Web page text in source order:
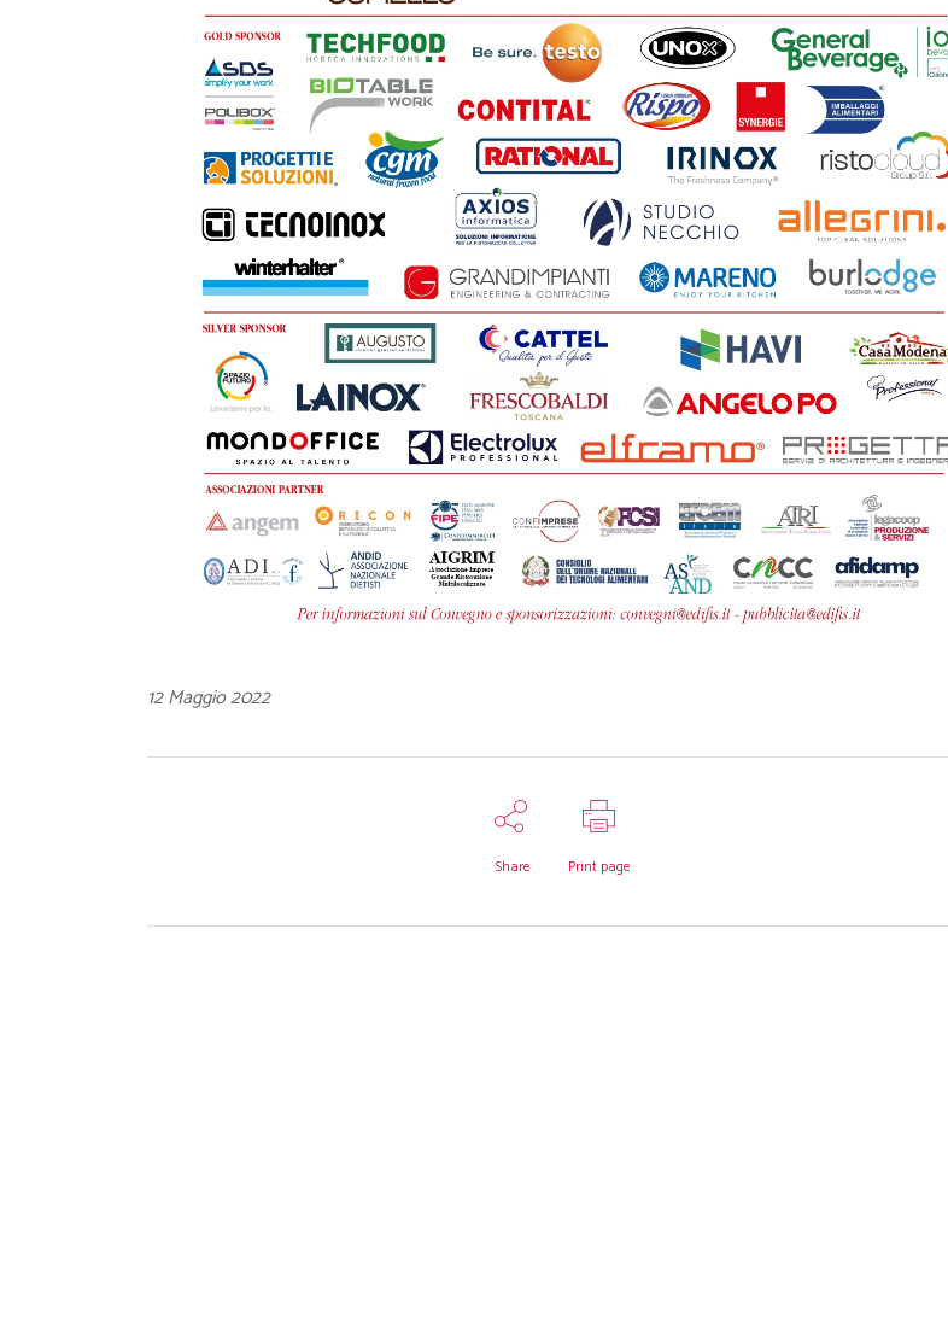
12 Maggio 2022
Share Print page